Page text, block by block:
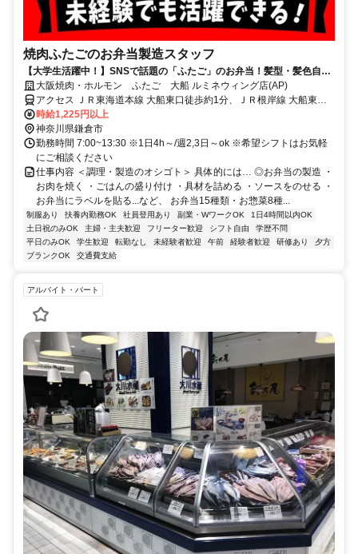
焼肉ふたごのお弁当製造スタッフ
【大学生活躍中！】SNSで話題の「ふたご」のお弁当！髪型・髪色自由
で働ける！週2,3日でライフワークバランス重視！
大阪焼肉・ホルモン ふたご 大船 ルミネウィング店(AP)
アクセス ＪＲ東海道本線 大船東口徒歩約1分、ＪＲ根岸線 大船東口
徒歩約1分、ＪＲ横須賀線/ＪＲ湘南新宿ライン 大船東口徒歩約1分 大
船駅直結（JR東海道本線、JR湘南新宿ライン、JR横須賀線、JR根岸
線、湘南モノレール）
時給1,225円以上
神奈川県鎌倉市
勤務時間 7:00~13:30 ※1日4h～/週2,3日～ok ※希望シフトはお気軽
にご相談ください
仕事内容 ＜調理・製造のオシゴト＞ 具体的には… ◎お弁当の製造 ・
お肉を焼く ・ごはんの盛り付け ・具材を詰める ・ソースをのせる ・
お弁当にラベルを貼る...など、 お弁当15種類・お惣菜8種...
制服あり 扶養内勤務OK 社員登用あり 副業・WワークOK
1日4時間以内OK
土日祝のみOK
主婦・主夫歓迎 フリーター歓迎 シフト自由
学歴不問
平日のみOK
学生歓迎 転勤なし 未経験者歓迎 午前 経験者歓迎 研修あり
夕方
ブランクOK
交通費支給
アルバイト・パート